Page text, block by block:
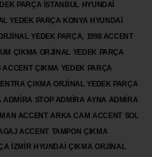
PARÇA İSTANBUL HYUNDAİ
YEDEK PARÇA KONYA HYUNDAİ
YEDEK PARÇA, 1998 ACCENT
ÇIKMA ORJİNAL YEDEK PARÇA
ACCENT ÇIKMA YEDEK PARÇA
ÇIKMA ORJİNAL YEDEK PARÇA
STOP ADMİRA AYNA ADMİRA
ACCENT ARKA CAM ACCENT SOL
ACCENT TAMPON ÇIKMA
İZMİR HYUNDAİ ÇIKMA ORJİNAL